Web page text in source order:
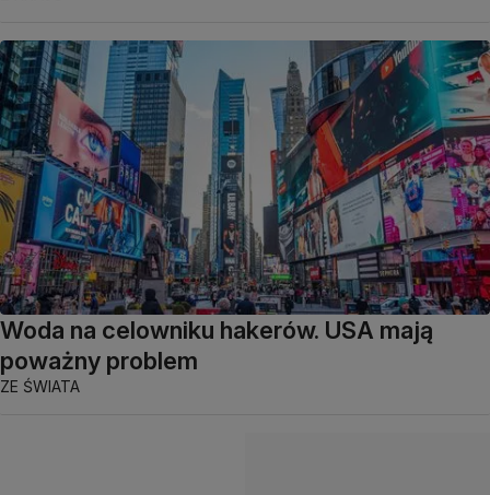
Woda na celowniku hakerów. USA mają
poważny problem
ZE ŚWIATA